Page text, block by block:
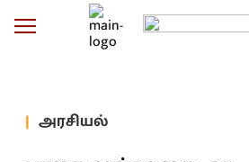
அரசியல்